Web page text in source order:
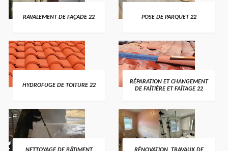
RAVALEMENT DE FAÇADE 22 POSE DE PARQUET 22
HYDROFUGE DE TOITURE 22
RÉPARATION ET CHANGEMENT
DE FAÎTIÈRE ET FAÎTAGE 22